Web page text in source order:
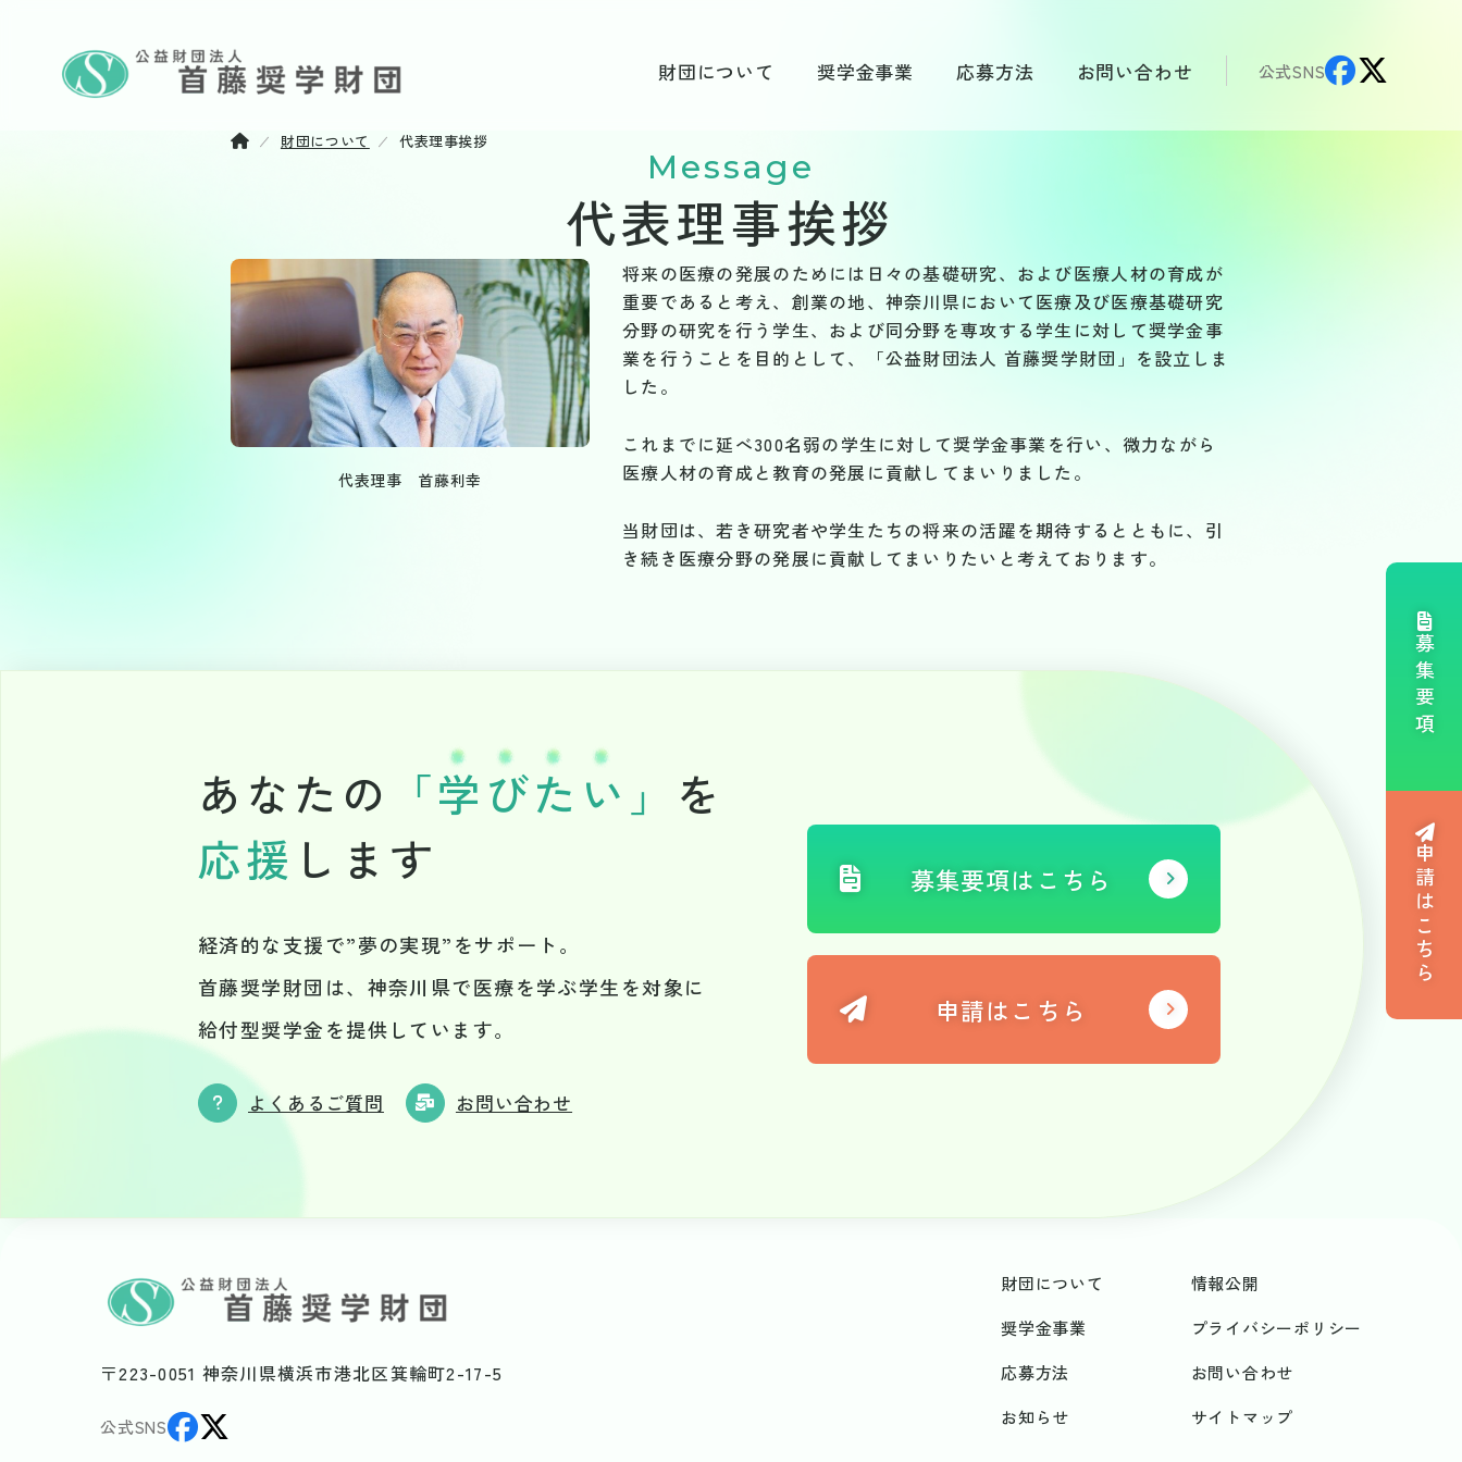
財団について
代表理事挨拶
財団概要・沿革
役員紹介
年次報告（活動報告・財
奨学金事業
採用実績
奨学生の声
選考委員メッセージ
応募方法
よくあるご質問
応募フォーム
お問い合わせ 公式SNS
財団について 代表理事挨拶
Message
代表理事挨拶
代表理事 首藤利幸
将来の医療の発展のためには日々の基礎研究、および医療人材の育成が
重要であると考え、創業の地、神奈川県において医療及び医療基礎研究
分野の研究を行う学生、および同分野を専攻する学生に対して奨学金事
業を行うことを目的として、「公益財団法人 首藤奨学財団」を設立しま
した。
これまでに延べ300名弱の学生に対して奨学金事業を行い、微力ながら
医療人材の育成と教育の発展に貢献してまいりました。
当財団は、若き研究者や学生たちの将来の活躍を期待するとともに、引
き続き医療分野の発展に貢献してまいりたいと考えております。
あなたの 「学びた い 」 を
応援 します
経済的な支援で”夢の実現”をサポート。
首藤奨学財団は、 神奈川県で医療を学ぶ学生を対象に
給付型奨学金を提供しています。
よくあるご質問 お問い合わせ
募集要項はこちら
申請はこちら
〒223-0051 神奈川県横浜市港北区箕輪町2-17-5
公式SNS
財団について
奨学金事業
応募方法
お知らせ
情報公開
プライバシーポリシー
お問い合わせ
サイトマップ
募集要項
申請はこちら